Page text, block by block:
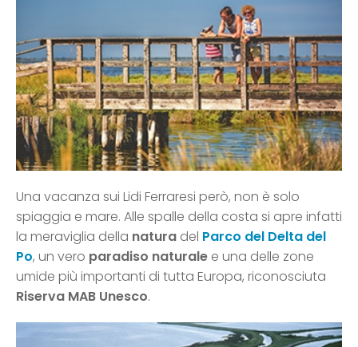
Una vacanza sui Lidi Ferraresi però, non è solo
spiaggia e mare. Alle spalle della costa si apre infatti
la meraviglia della natura del Parco del Delta del
Po, un vero paradiso naturale e una delle zone
umide più importanti di tutta Europa, riconosciuta
Riserva MAB Unesco.